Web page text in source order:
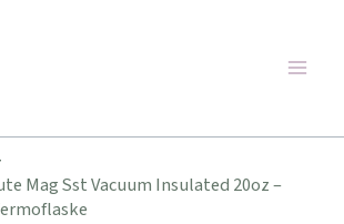
Mag Sst Vacuum Insulated 20oz –
349,95 kr..246,00 kr..
199,00 kr..159,20 kr..
169,00 kr..135,20 kr..